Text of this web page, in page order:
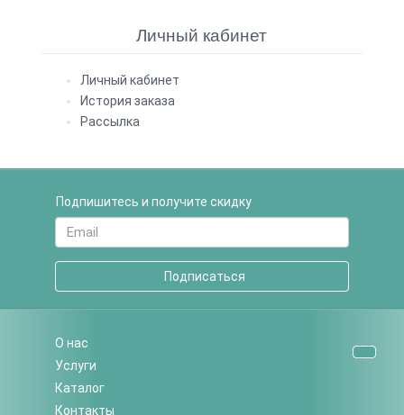
Личный кабинет
Личный кабинет
История заказа
Рассылка
Подпишитесь и получите скидку
Подписаться
О нас
Услуги
Каталог
Контакты